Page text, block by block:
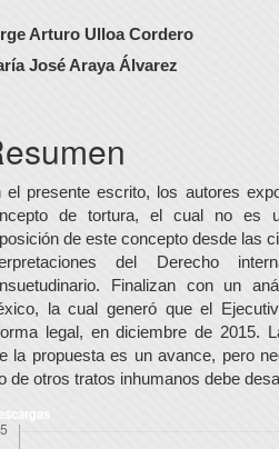
Arturo Ulloa Cordero
José Araya Álvarez
el presente escrito, los autores
de tortura, el cual no es
de este concepto desde las
del Derecho
Finalizan con un
la cual generó que el
legal, en diciembre de 2015.
la propuesta es un avance, pero
de otros tratos inhumanos debe